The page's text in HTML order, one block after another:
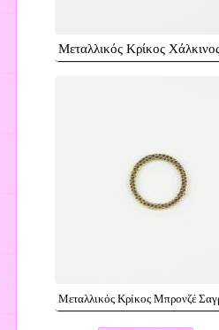
Μεταλλικός Κρίκος
Μεταλλικός Κρίκος Μπρονζέ